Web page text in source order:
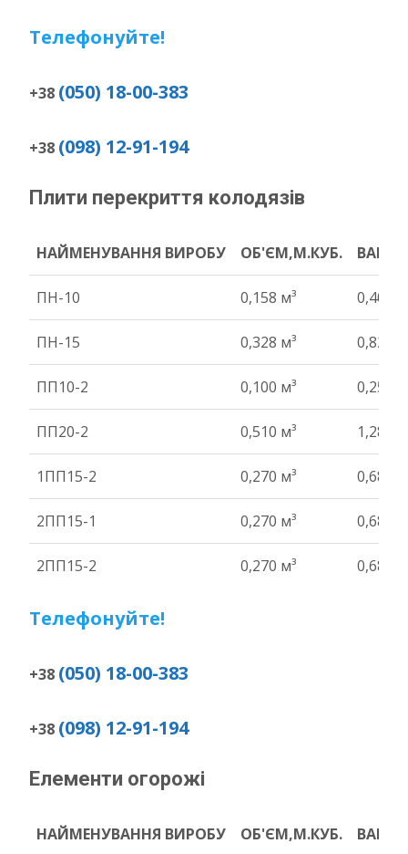
Телефонуйте!
+38 (050) 18-00-383
+38 (098) 12-91-194
Плити перекриття колодязів
НАЙМЕНУВАННЯ ВИРОБУ ОБ'ЄМ,М.КУБ.
ВАГА
НАЙМЕНУВАННЯ ВИРОБУ
ОБ'ЄМ,М.КУБ. ВАГА
ПН-10 0,158 м³ 0,40 т
ПН-15 0,328 м³ 0,82 т
ПП10-2 0,100 м³ 0,25 т
ПП20-2 0,510 м³ 1,28 т
1ПП15-2 0,270 м³ 0,68 т
2ПП15-1 0,270 м³ 0,68 т
2ПП15-2 0,270 м³ 0,68 т
Телефонуйте!
+38 (050) 18-00-383
+38 (098) 12-91-194
Елементи огорожі
НАЙМЕНУВАННЯ ВИРОБУ ОБ'ЄМ,М.КУБ.
ВАГА